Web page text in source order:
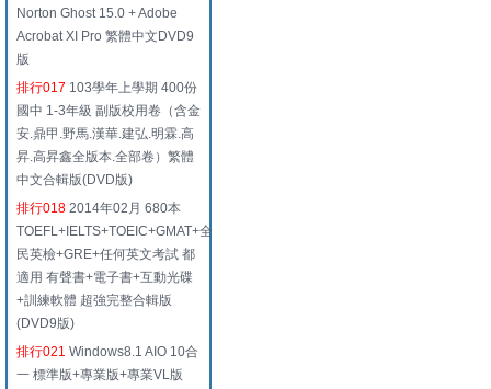
Norton Ghost 15.0 + Adobe
Acrobat XI Pro 繁體中文DVD9
版
排行017 103學年上學期 400份
國中 1-3年級 副版校用卷（含金
安.鼎甲.野馬.漢華.建弘.明霖.高
昇.高昇鑫全版本.全部卷）繁體
中文合輯版(DVD版)
排行018 2014年02月 680本
TOEFL+IELTS+TOEIC+GMAT+全
民英檢+GRE+任何英文考試 都
適用 有聲書+電子書+互動光碟
+訓練軟體 超強完整合輯版
(DVD9版)
排行021 Windows8.1 AIO 10合
一 標準版+專業版+專業VL版